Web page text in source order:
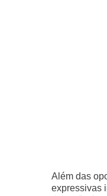
Além das
expressivas